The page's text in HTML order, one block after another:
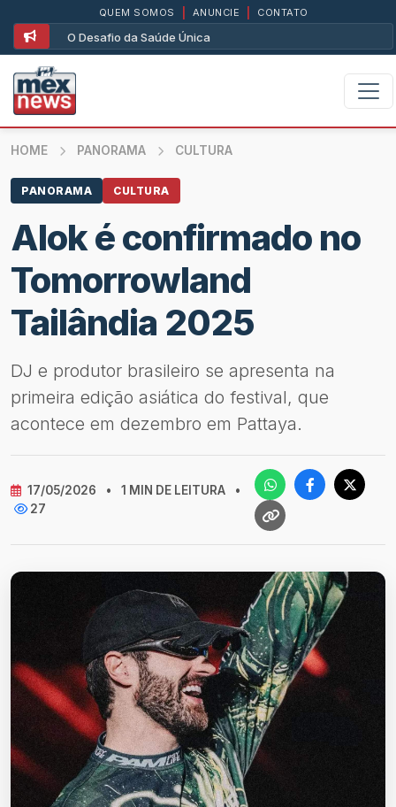
O Desafio da Saúde Única
QUEM SOMOS ANUNCIE CONTATO
HOME PANORAMA CULTURA
PANORAMA CULTURA
Alok é confirmado no
Tomorrowland
Tailândia 2025
DJ e produtor brasileiro se apresenta na
primeira edição asiática do festival, que
acontece em dezembro em Pattaya.
17/05/2026 • 1 MIN DE LEITURA
•
27